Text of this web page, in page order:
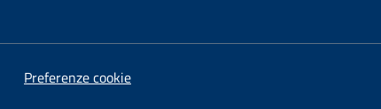
Preferenze cookie